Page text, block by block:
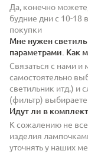
Да, конечно
будние дни с 10-18
покупки
Мне нужен
параметрами. Как
Связаться с нами и
самостоятельно
светильник итд.) и
(фильтр)
Идут ли в
К сожалению не
изделия
уточнять у наших